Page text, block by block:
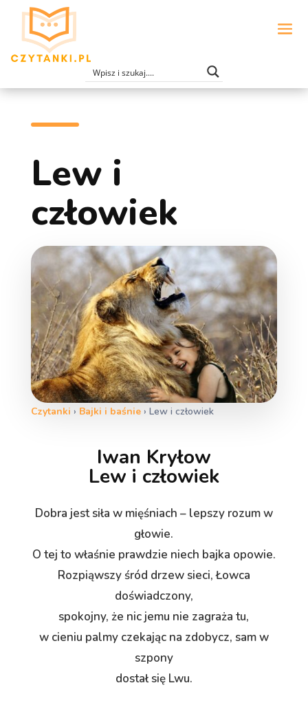
Lew i
człowiek
Czytanki › Bajki i baśnie› Lew i człowiek
Iwan Kryłow
Lew i człowiek
Dobra jest siła w mięśniach – lepszy rozum w
głowie.
O tej to właśnie prawdzie niech bajka opowie.
Rozpiąwszy śród drzew sieci, Łowca
doświadczony,
spokojny, że nic jemu nie zagraża tu,
w cieniu palmy czekając na zdobycz, sam w
szpony
dostał się Lwu.